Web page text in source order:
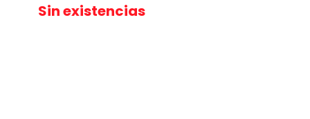
Sin existencias